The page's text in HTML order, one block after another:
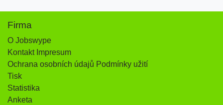
Firma
O Jobswype
Kontakt Impresum
Ochrana osobních údajů Podmínky užití
Tisk
Statistika
Anketa